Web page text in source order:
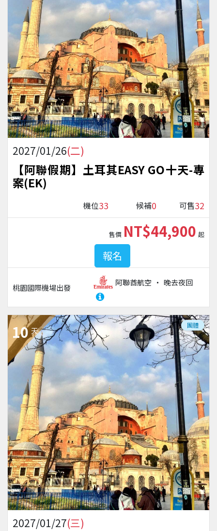
2027/01/26(二)
【阿聯假期】土耳其EASY GO十天-專
案(EK)
機位33 候補0 可售32
桃園國際機場出發
阿聯酋航空 晚去夜回
售價 NT$44,900 起
報名
10 天
團體
2027/01/27(三)